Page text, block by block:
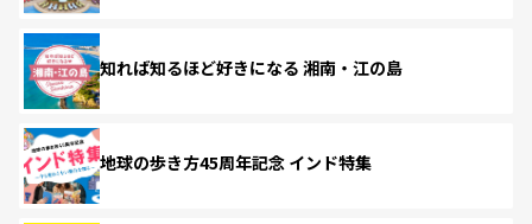
知れば知るほど好きになる 湘南・江の島
地球の歩き方45周年記念 インド特集